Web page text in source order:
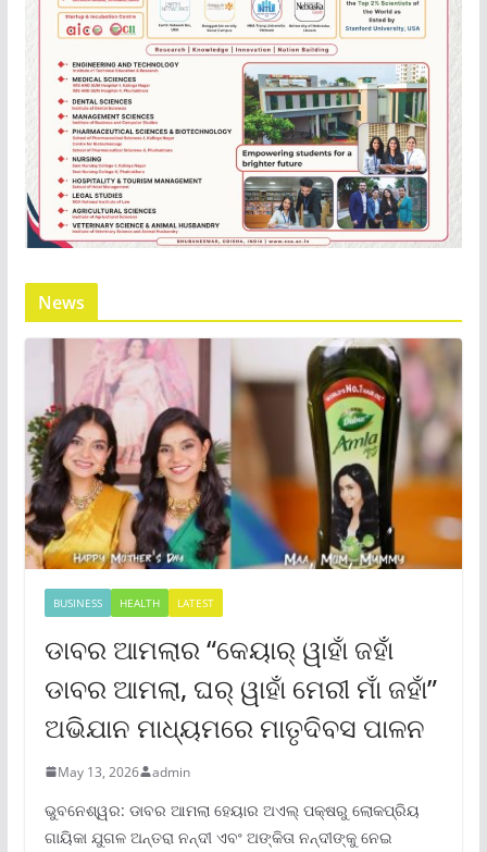
News
BUSINESS HEALTH LATEST
ଡାବର ଆମଲାର “କେୟାର୍ ୱାହାଁ ଜହାଁ
ଡାବର ଆମଲା, ଘର୍ ୱାହାଁ ମେରୀ ମାଁ ଜହାଁ”
ଅଭିଯାନ ମାଧ୍ୟମରେ ମାତୃଦିବସ ପାଳନ
May 13, 2026 admin
ଭୁବନେଶ୍ୱର: ଡାବର ଆମଲା ହେୟାର ଅଏଲ୍ ପକ୍ଷରୁ ଲୋକପ୍ରିୟ
ଗାୟିକା ଯୁଗଳ ଅନ୍ତରା ନନ୍ଦୀ ଏବଂ ଅଙ୍କିତା ନନ୍ଦୀଙ୍କୁ ନେଇ